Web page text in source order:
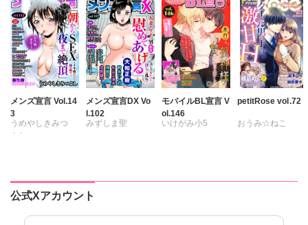
神崎柚
神崎柚
メンズ宣言 Vol.14
3
うめやしきみつ
よし
雪景 粕谷秀夫
岬ゆきひろ
柳生柳
メンズ宣言DX Vo
l.102
みずしま聖
北野健一
葉月かずお
モバイルBL宣言 V
ol.146
いけがみ小5
petitRose vol.72
おうみ☆ねこ
公式Xアカウント